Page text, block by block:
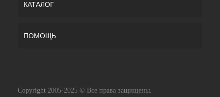
КАТАЛОГ
ПОМОЩЬ
Copyright 2005-2025 © Все права защищены.